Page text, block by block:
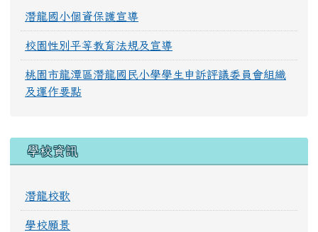
潛龍國小個資保護宣導
校園性別平等教育法規及宣導
桃園市龍潭區潛龍國民小學學生申訴評議委員會組織
及運作要點
學校資訊
潛龍校歌
學校願景